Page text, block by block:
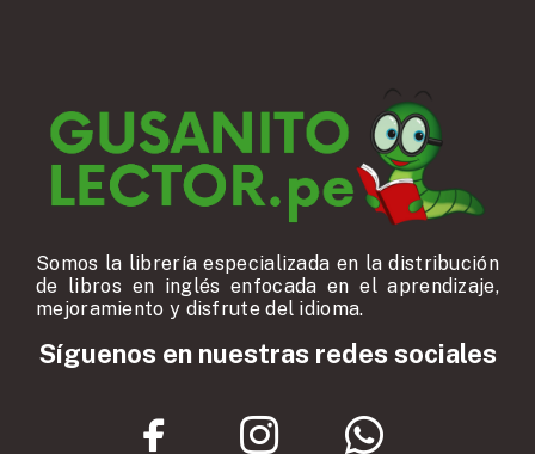
Somos la librería especializada en la distribución
de libros en inglés enfocada en el aprendizaje,
mejoramiento y disfrute del idioma.
Síguenos en nuestras redes sociales